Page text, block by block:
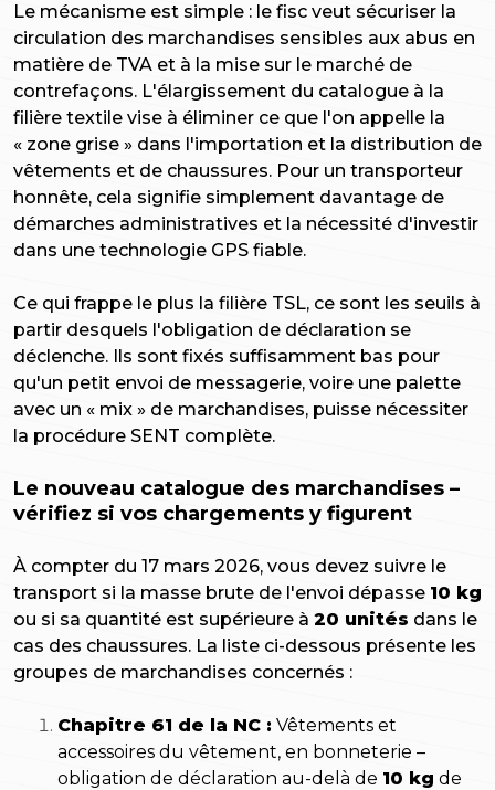
Le mécanisme est simple : le fisc veut sécuriser la
circulation des marchandises sensibles aux abus en
matière de TVA et à la mise sur le marché de
contrefaçons. L'élargissement du catalogue à la
filière textile vise à éliminer ce que l'on appelle la
« zone grise » dans l'importation et la distribution de
vêtements et de chaussures. Pour un transporteur
honnête, cela signifie simplement davantage de
démarches administratives et la nécessité d'investir
dans une technologie GPS fiable.
Ce qui frappe le plus la filière TSL, ce sont les seuils à
partir desquels l'obligation de déclaration se
déclenche. Ils sont fixés suffisamment bas pour
qu'un petit envoi de messagerie, voire une palette
avec un « mix » de marchandises, puisse nécessiter
la procédure SENT complète.
Le nouveau catalogue des marchandises –
vérifiez si vos chargements y figurent
À compter du 17 mars 2026, vous devez suivre le
transport si la masse brute de l'envoi dépasse 10 kg
ou si sa quantité est supérieure à 20 unités dans le
cas des chaussures. La liste ci-dessous présente les
groupes de marchandises concernés :
Chapitre 61 de la NC : Vêtements et
accessoires du vêtement, en bonneterie –
obligation de déclaration au-delà de 10 kg de